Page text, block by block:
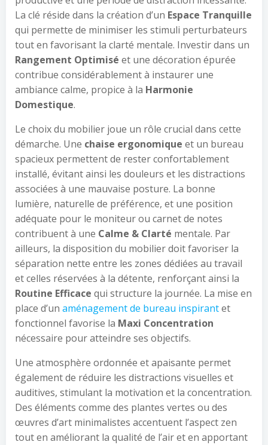
La clé réside dans la création d’un Espace Tranquille
qui permette de minimiser les stimuli perturbateurs
tout en favorisant la clarté mentale. Investir dans un
Rangement Optimisé et une décoration épurée
contribue considérablement à instaurer une
ambiance calme, propice à la Harmonie
Domestique.
Le choix du mobilier joue un rôle crucial dans cette
démarche. Une chaise ergonomique et un bureau
spacieux permettent de rester confortablement
installé, évitant ainsi les douleurs et les distractions
associées à une mauvaise posture. La bonne
lumière, naturelle de préférence, et une position
adéquate pour le moniteur ou carnet de notes
contribuent à une Calme & Clarté mentale. Par
ailleurs, la disposition du mobilier doit favoriser la
séparation nette entre les zones dédiées au travail
et celles réservées à la détente, renforçant ainsi la
Routine Efficace qui structure la journée. La mise en
place d’un aménagement de bureau inspirantet
fonctionnel favorise la Maxi Concentration
nécessaire pour atteindre ses objectifs.
Une atmosphère ordonnée et apaisante permet
également de réduire les distractions visuelles et
auditives, stimulant la motivation et la concentration.
Des éléments comme des plantes vertes ou des
œuvres d’art minimalistes accentuent l’aspect zen
tout en améliorant la qualité de l’air et en apportant